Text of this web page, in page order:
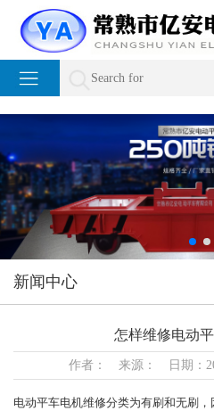
新闻中心
怎样维修电动
作者： 来源： 日期：
电动平车电机维修分类为有刷和无刷